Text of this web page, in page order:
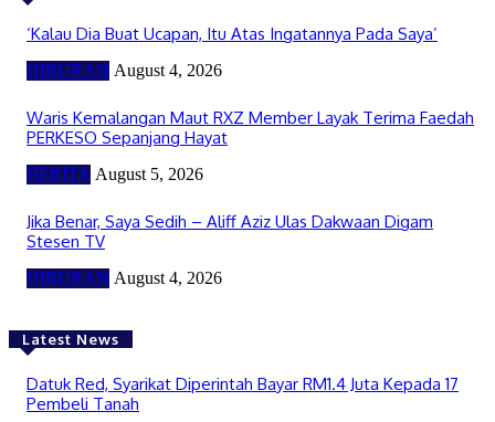
‘Kalau Dia Buat Ucapan, Itu Atas Ingatannya Pada Saya’
HIBURAN August 4, 2026
Waris Kemalangan Maut RXZ Member Layak Terima Faedah
PERKESO Sepanjang Hayat
BERITA August 5, 2026
Jika Benar, Saya Sedih – Aliff Aziz Ulas Dakwaan Digam
Stesen TV
HIBURAN August 4, 2026
Latest News
Datuk Red, Syarikat Diperintah Bayar RM1.4 Juta Kepada 17
Pembeli Tanah